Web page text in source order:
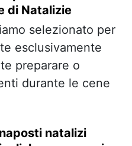
di Natalizie
selezionato per
esclusivamente
preparare o
durante le cene
natalizi